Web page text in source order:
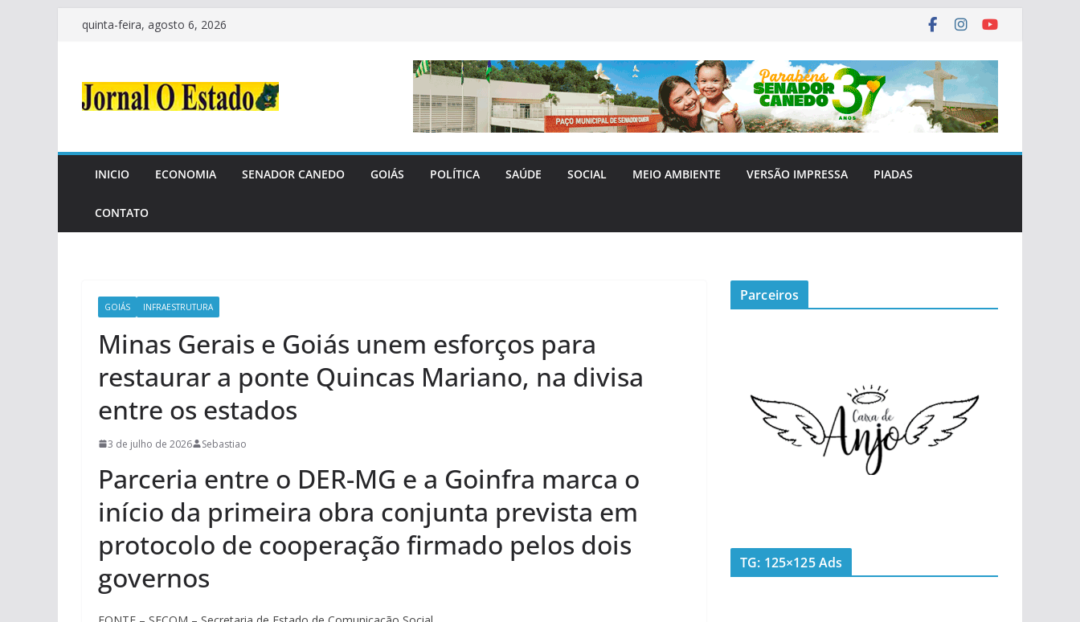
Pular
conteúdo
quinta-feira, agosto 6, 2026
INICIO ECONOMIA SENADOR CANEDO GOIÁS POLÍTICA SAÚDE SOCIAL MEIO AMBIENTE VERSÃO IMPRESSA PIADAS
CONTATO
GOIÁS INFRAESTRUTURA
Minas Gerais e Goiás unem esforços para
restaurar a ponte Quincas Mariano, na divisa
entre os estados
3 de julho de 2026 Sebastiao
Parceria entre o DER-MG e a Goinfra marca o
início da primeira obra conjunta prevista em
protocolo de cooperação firmado pelos dois
governos
Parceiros
TG: 125×125 Ads